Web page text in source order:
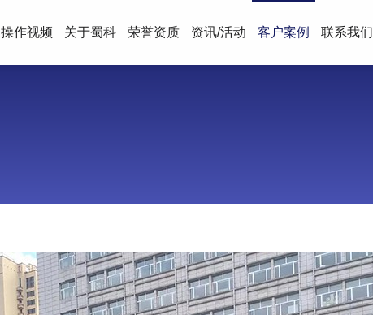
操作视频 关于蜀科 荣誉资质 资讯/活动 客户案例 联系我们